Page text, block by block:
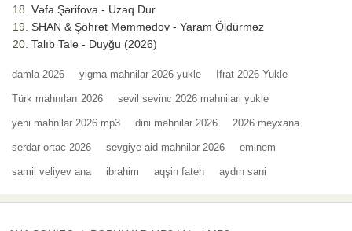
Vəfa Şərifova - Uzaq Dur
SHAN & Şöhrət Məmmədov - Yaram Öldürməz
Talıb Tale - Duyğu (2026)
damla 2026 yigma mahnilar 2026 yukle Ifrat 2026 Yukle
Türk mahnıları 2026 sevil sevinc 2026 mahnilari yukle
yeni mahnilar 2026 mp3 dini mahnilar 2026 2026 meyxana
serdar ortac 2026 sevgiye aid mahnilar 2026 eminem
samil veliyev ana ibrahim aqşin fateh aydın sani